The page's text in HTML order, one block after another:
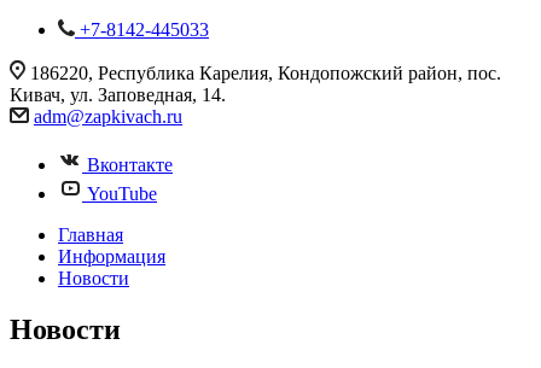
+7-8142-445033
186220, Республика Карелия, Кондопожский район, пос.
Кивач, ул. Заповедная, 14.
adm@zapkivach.ru
Вконтакте
YouTube
Главная
Информация
Новости
Новости